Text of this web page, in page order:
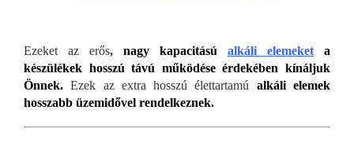
Ezeket az erős, nagy kapacitású alkáli elemeket a
készülékek hosszú távú működése érdekében kínáljuk
Önnek. Ezek az extra hosszú élettartamú alkáli elemek
hosszabb üzemidővel rendelkeznek.